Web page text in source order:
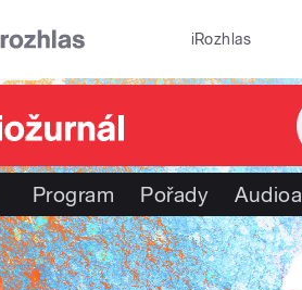
iRozhlas
Program Pořady